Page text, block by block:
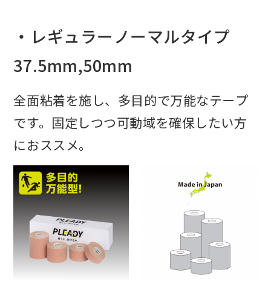
・レギュラーノーマルタイプ
37.5mm,50mm
全面粘着を施し、多目的で万能なテープ
です。固定しつつ可動域を確保したい方
におススメ。